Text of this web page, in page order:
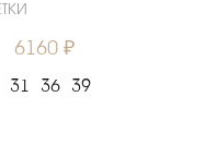
6160 ₽
31 36 39